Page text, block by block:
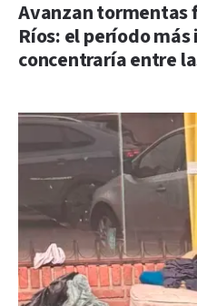
Avanzan tormentas
Ríos: el período
concentraría entre